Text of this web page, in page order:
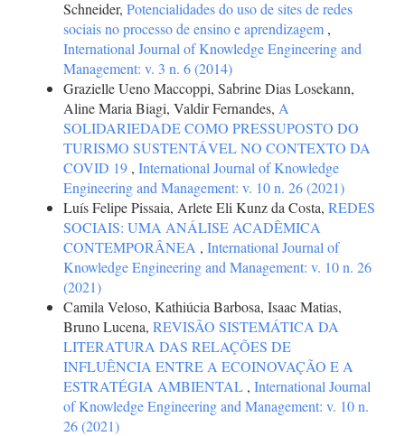
Schneider, Potencialidades do uso de sites de redes
sociais no processo de ensino e aprendizagem ,
International Journal of Knowledge Engineering and
Management: v. 3 n. 6 (2014)
Grazielle Ueno Maccoppi, Sabrine Dias Losekann,
Aline Maria Biagi, Valdir Fernandes, A
SOLIDARIEDADE COMO PRESSUPOSTO DO
TURISMO SUSTENTÁVEL NO CONTEXTO DA
COVID 19 , International Journal of Knowledge
Engineering and Management: v. 10 n. 26 (2021)
Luís Felipe Pissaia, Arlete Eli Kunz da Costa, REDES
SOCIAIS: UMA ANÁLISE ACADÊMICA
CONTEMPORÂNEA , International Journal of
Knowledge Engineering and Management: v. 10 n. 26
(2021)
Camila Veloso, Kathiúcia Barbosa, Isaac Matias,
Bruno Lucena, REVISÃO SISTEMÁTICA DA
LITERATURA DAS RELAÇÕES DE
INFLUÊNCIA ENTRE A ECOINOVAÇÃO E A
ESTRATÉGIA AMBIENTAL , International Journal
of Knowledge Engineering and Management: v. 10 n.
26 (2021)